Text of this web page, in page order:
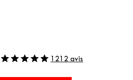
1212 avis